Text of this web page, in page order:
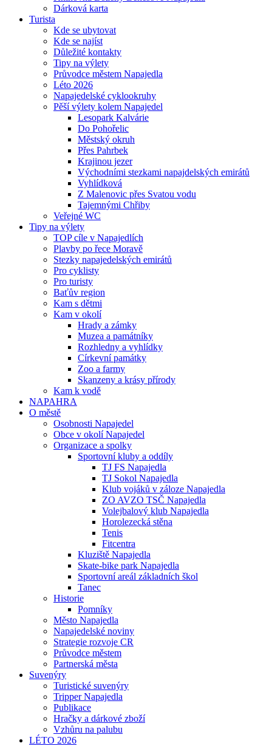
Dárková karta
Turista
Kde se ubytovat
Kde se najíst
Důležité kontakty
Tipy na výlety
Průvodce městem Napajedla
Léto 2026
Napajedelské cyklookruhy
Pěší výlety kolem Napajedel
Lesopark Kalvárie
Do Pohořelic
Městský okruh
Přes Pahrbek
Krajinou jezer
Východními stezkami napajdelských emirátů
Vyhlídková
Z Malenovic přes Svatou vodu
Tajemnými Chřiby
Veřejné WC
Tipy na výlety
TOP cíle v Napajedlích
Plavby po řece Moravě
Stezky napajedelských emirátů
Pro cyklisty
Pro turisty
Baťův region
Kam s dětmi
Kam v okolí
Hrady a zámky
Muzea a památníky
Rozhledny a vyhlídky
Církevní památky
Zoo a farmy
Skanzeny a krásy přírody
Kam k vodě
NAPAHRA
O městě
Osobnosti Napajedel
Obce v okolí Napajedel
Organizace a spolky
Sportovní kluby a oddíly
TJ FS Napajedla
TJ Sokol Napajedla
Klub vojáků v záloze Napajedla
ZO AVZO TSČ Napajedla
Volejbalový klub Napajedla
Horolezecká stěna
Tenis
Fitcentra
Kluziště Napajedla
Skate-bike park Napajedla
Sportovní areál základních škol
Tanec
Historie
Pomníky
Město Napajedla
Napajedelské noviny
Strategie rozvoje CR
Průvodce městem
Partnerská města
Suvenýry
Turistické suvenýry
Tripper Napajedla
Publikace
Hračky a dárkové zboží
Vzhůru na palubu
LÉTO 2026